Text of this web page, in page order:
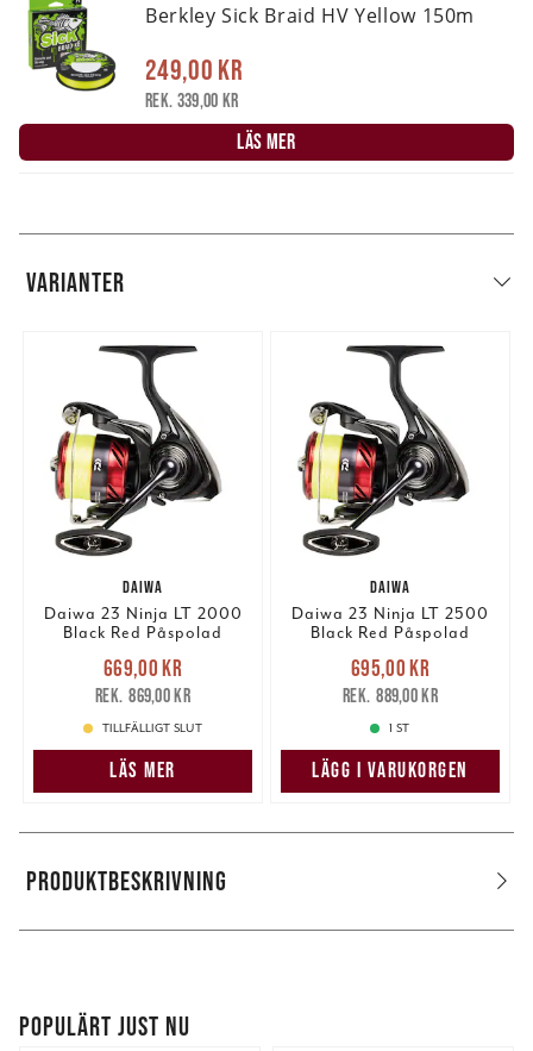
Berkley Sick Braid HV Yellow 150m
249,00 kr
Rek. 339,00 kr
LÄS MER
VARIANTER
DAIWA
Daiwa 23 Ninja LT 2000
Black Red Påspolad
Nuvarande pris
669,00 krTidigare pris
869,00 kr
669,00 kr
869,00 kr
TILLFÄLLIGT SLUT
LÄS MER
DAIWA
Daiwa 23 Ninja LT 2500
Black Red Påspolad
Nuvarande pris
695,00 krTidigare pris
889,00 kr
695,00 kr
889,00 kr
1 ST
LÄGG I VARUKORGEN
PRODUKTBESKRIVNING
POPULÄRT JUST NU